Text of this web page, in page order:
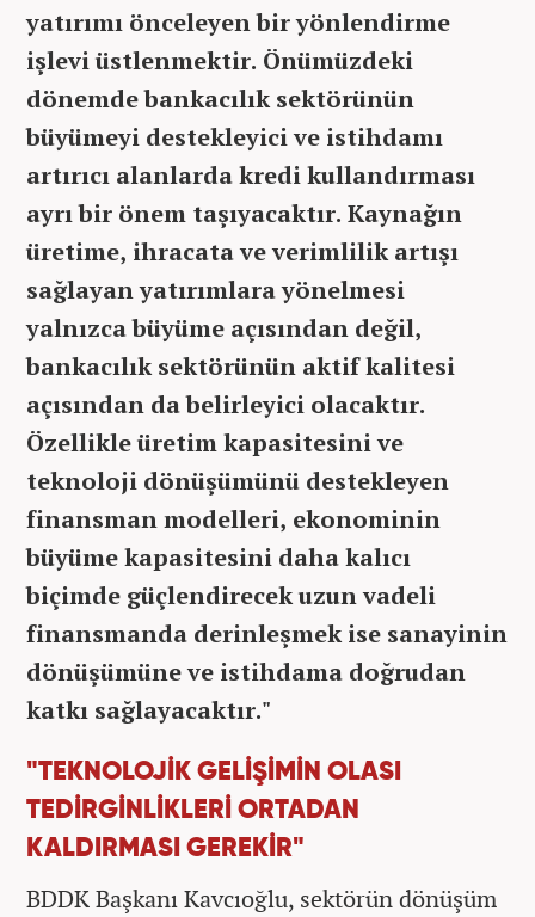
yatırımı önceleyen bir yönlendirme
işlevi üstlenmektir. Önümüzdeki
dönemde bankacılık sektörünün
büyümeyi destekleyici ve istihdamı
artırıcı alanlarda kredi kullandırması
ayrı bir önem taşıyacaktır. Kaynağın
üretime, ihracata ve verimlilik artışı
sağlayan yatırımlara yönelmesi
yalnızca büyüme açısından değil,
bankacılık sektörünün aktif kalitesi
açısından da belirleyici olacaktır.
Özellikle üretim kapasitesini ve
teknoloji dönüşümünü destekleyen
finansman modelleri, ekonominin
büyüme kapasitesini daha kalıcı
biçimde güçlendirecek uzun vadeli
finansmanda derinleşmek ise sanayinin
dönüşümüne ve istihdama doğrudan
katkı sağlayacaktır."
"TEKNOLOJİK GELİŞİMİN OLASI
TEDİRGİNLİKLERİ ORTADAN
KALDIRMASI GEREKİR"
BDDK Başkanı Kavcıoğlu, sektörün dönüşüm